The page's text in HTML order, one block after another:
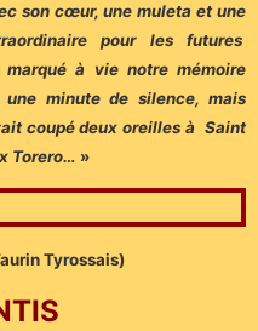
son cœur, une muleta et une
pour les futures
à vie notre mémoire
une minute de silence, mais
coupé deux oreilles à Saint
Torero… »
Tyrossais)